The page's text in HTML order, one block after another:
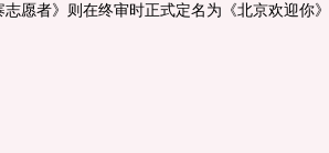
志愿者》则在终审时正式定名为《北京欢迎你》